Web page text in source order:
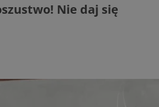
Nie daj się